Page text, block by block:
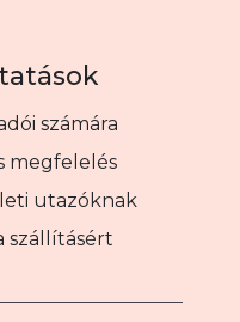
számára
megfelelés
utazóknak
szállításért